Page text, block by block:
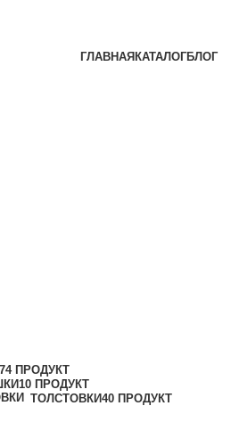
ГЛАВНАЯ КАТАЛОГБЛОГ
74 ПРОДУКТ
10 ПРОДУКТ
ТОЛСТОВКИ40 ПРОДУКТ